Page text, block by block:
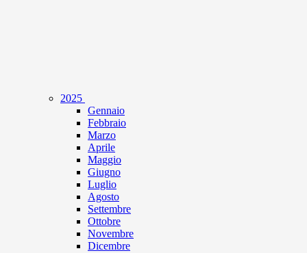
2025
Gennaio
Febbraio
Marzo
Aprile
Maggio
Giugno
Luglio
Agosto
Settembre
Ottobre
Novembre
Dicembre